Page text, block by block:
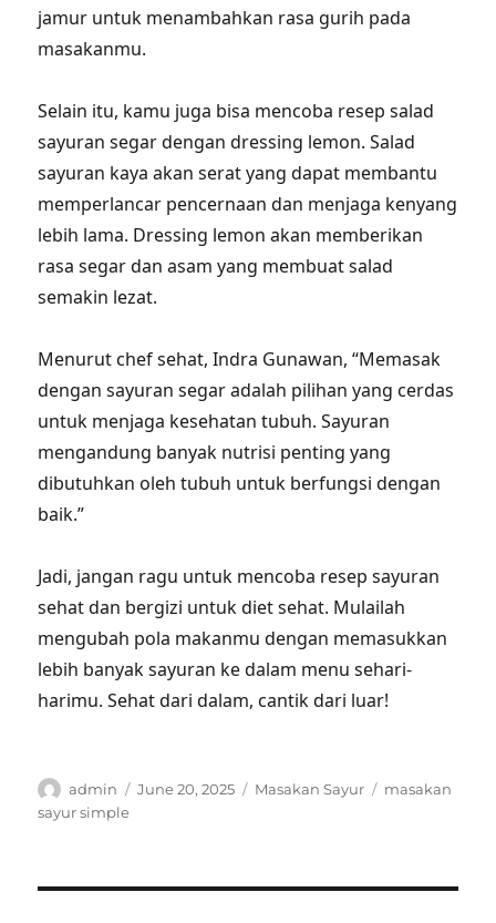
jamur untuk menambahkan rasa gurih pada
masakanmu.
Selain itu, kamu juga bisa mencoba resep salad
sayuran segar dengan dressing lemon. Salad
sayuran kaya akan serat yang dapat membantu
memperlancar pencernaan dan menjaga kenyang
lebih lama. Dressing lemon akan memberikan
rasa segar dan asam yang membuat salad
semakin lezat.
Menurut chef sehat, Indra Gunawan, “Memasak
dengan sayuran segar adalah pilihan yang cerdas
untuk menjaga kesehatan tubuh. Sayuran
mengandung banyak nutrisi penting yang
dibutuhkan oleh tubuh untuk berfungsi dengan
baik.”
Jadi, jangan ragu untuk mencoba resep sayuran
sehat dan bergizi untuk diet sehat. Mulailah
mengubah pola makanmu dengan memasukkan
lebih banyak sayuran ke dalam menu sehari-
harimu. Sehat dari dalam, cantik dari luar!
Author
admin
Posted
June 20, 2025 Categories
Masakan Sayur Tags
masakan
sayur simple